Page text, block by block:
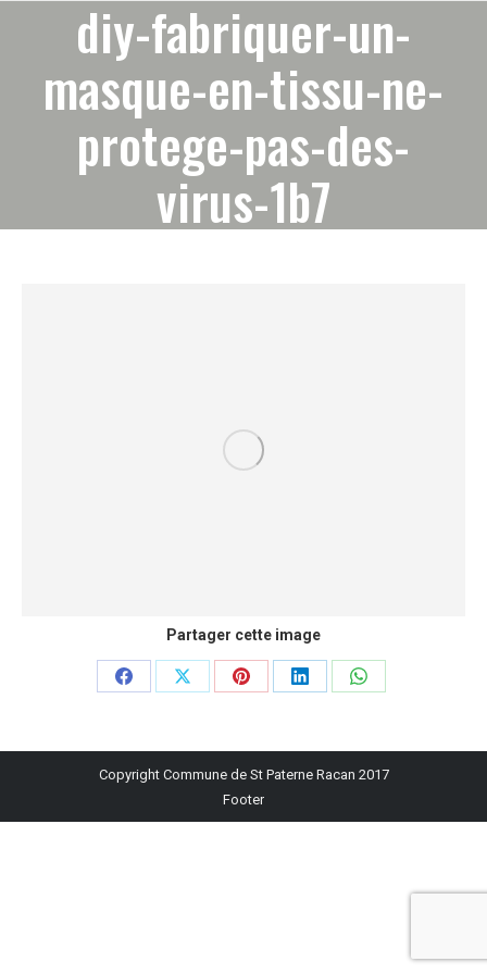
diy-fabriquer-un-
masque-en-tissu-ne-
protege-pas-des-
virus-1b7
Partager cette image
Partager
Facebook
Partager
X
Partager
Pinterest
Partager
LinkedIn
Partager
WhatsApp
Copyright Commune de St Paterne Racan 2017
Footer